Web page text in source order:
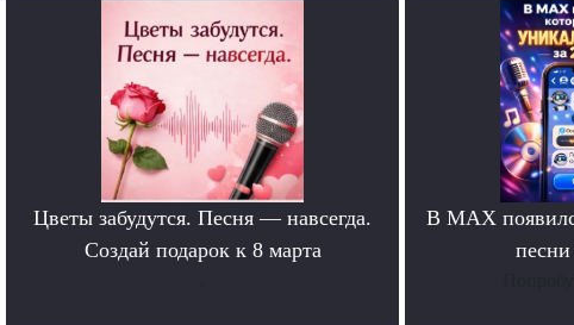
Цветы забудутся. Песня — навсегда.
Создай подарок к 8 марта
В MAX